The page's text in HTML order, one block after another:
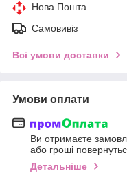
Нова Пошта
Самовивіз
Всі умови доставки
Умови оплати
Ви отримаєте
або гроші
Детальніше